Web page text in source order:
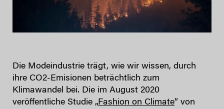
Die Modeindustrie trägt, wie wir wissen, durch
ihre CO2-Emisionen beträchtlich zum
Klimawandel bei. Die im August 2020
veröffentliche Studie „Fashion on Climate“ von